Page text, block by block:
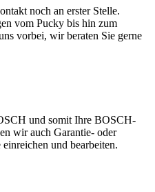
noch an erster Stelle.
vom Pucky bis hin zum
vorbei, wir beraten Sie gerne
und somit Ihre BOSCH-
wir auch Garantie- oder
und bearbeiten.